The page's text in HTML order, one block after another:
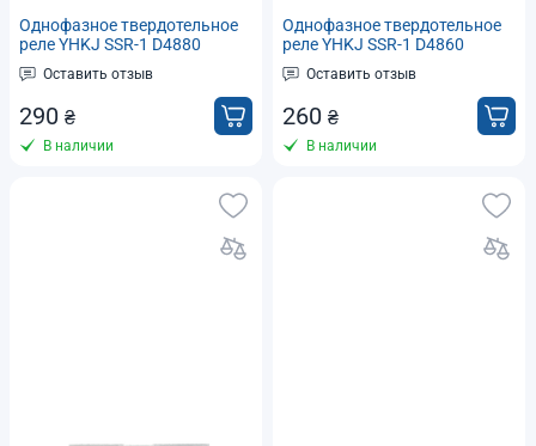
Однофазное твердотельное
реле YHKJ SSR-1 D4880
(аналог Fotek SSR-80DA) тип
DC-ACОставить отзыв
290 ₴
В наличии
Однофазное твердотельное
реле YHKJ SSR-1 D4860
(аналог Fotek SSR-60DA) тип
DC-AC,Оставить отзыв
260 ₴
В наличии